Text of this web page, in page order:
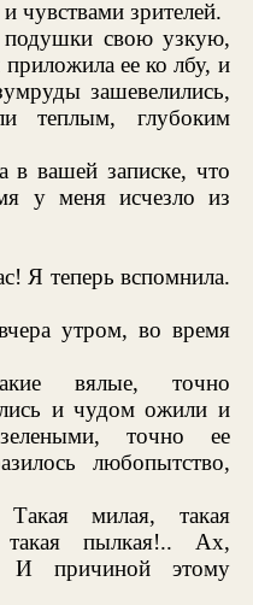
чувствами зрителей.
свою узкую,
ее ко лбу, и
зашевелились,
теплым, глубоким
в вашей записке, что
у меня исчезло из
Я теперь вспомнила.
утром, во время
вялые, точно
и чудом ожили и
точно ее
любопытство,
милая, такая
такая пылкая!.. Ах,
И причиной этому